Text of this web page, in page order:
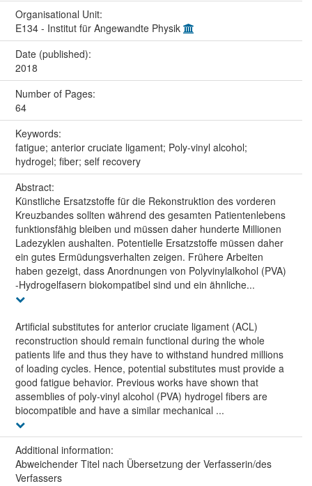
Organisational Unit:
E134 - Institut für Angewandte Physik
Date (published):
2018
Number of Pages:
64
Keywords:
fatigue; anterior cruciate ligament; Poly-vinyl alcohol;
hydrogel; fiber; self recovery
Abstract:
Künstliche Ersatzstoffe für die Rekonstruktion des vorderen
Kreuzbandes sollten während des gesamten Patientenlebens
funktionsfähig bleiben und müssen daher hunderte Millionen
Ladezyklen aushalten. Potentielle Ersatzstoffe müssen daher
ein gutes Ermüdungsverhalten zeigen. Frühere Arbeiten
haben gezeigt, dass Anordnungen von Polyvinylalkohol (PVA)
-Hydrogelfasern biokompatibel sind und ein ähnliche...
Artificial substitutes for anterior cruciate ligament (ACL)
reconstruction should remain functional during the whole
patients life and thus they have to withstand hundred millions
of loading cycles. Hence, potential substitutes must provide a
good fatigue behavior. Previous works have shown that
assemblies of poly-vinyl alcohol (PVA) hydrogel fibers are
biocompatible and have a similar mechanical ...
Additional information:
Abweichender Titel nach Übersetzung der Verfasserin/des
Verfassers